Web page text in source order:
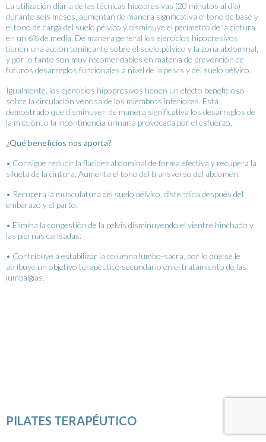
La utilización diaria de las técnicas hipopresivas (20 minutos al día)
durante seis meses, aumentan de manera significativa el tono de base y
el tono de carga del suelo pélvico y disminuye el perímetro de la cintura
en un 6% de media. De manera general los ejercicios hipopresivos
tienen una acción tonificante sobre el suelo pélvico y la zona abdominal,
y por lo tanto son muy recomendables en materia de prevención de
futuros desarreglos funcionales a nivel de la pelvis y del suelo pélvico.
Igualmente, los ejercicios hipopresivos tienen un efecto beneficioso
sobre la circulación venosa de los miembros inferiores. Está
demostrado que disminuyen de manera significativa los desarreglos de
la micción, o la incontinencia urinaria provocada por el esfuerzo.
¿Qué beneficios nos aporta?
• Consigue reducir la flacidez abdominal de forma efectiva y recupera la
silueta de la cintura. Aumenta el tono del transverso del abdomen.
• Recupera la musculatura del suelo pélvico, distendida después del
embarazo y el parto.
• Elimina la congestión de la pelvis disminuyendo el vientre hinchado y
las piernas cansadas.
• Contribuye a estabilizar la columna lumbo-sacra, por lo que se le
atribuye un objetivo terapéutico secundario en el tratamiento de las
lumbalgias.
PILATES TERAPÉUTICO